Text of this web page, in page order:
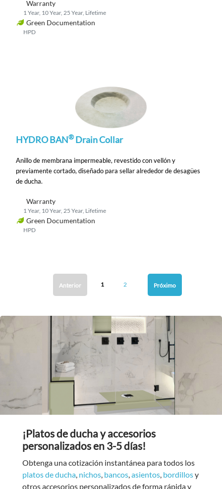
Warranty
1 Year, 10 Year, 25 Year, Lifetime
Green Documentation
HPD
HYDRO BAN®Drain Collar
Anillo de membrana impermeable, revestido con vellón y
previamente cortado, diseñado para sellar alrededor de desagües
de ducha.
Warranty
1 Year, 10 Year, 25 Year, Lifetime
Green Documentation
HPD
Anterior 1 2 Próximo
¡Platos de ducha y accesorios
personalizados en 3-5 días!
Obtenga una cotización instantánea para todos los
platos de ducha, nichos, bancos,asientos, bordillosy
otros accesorios personalizados de forma rápida y